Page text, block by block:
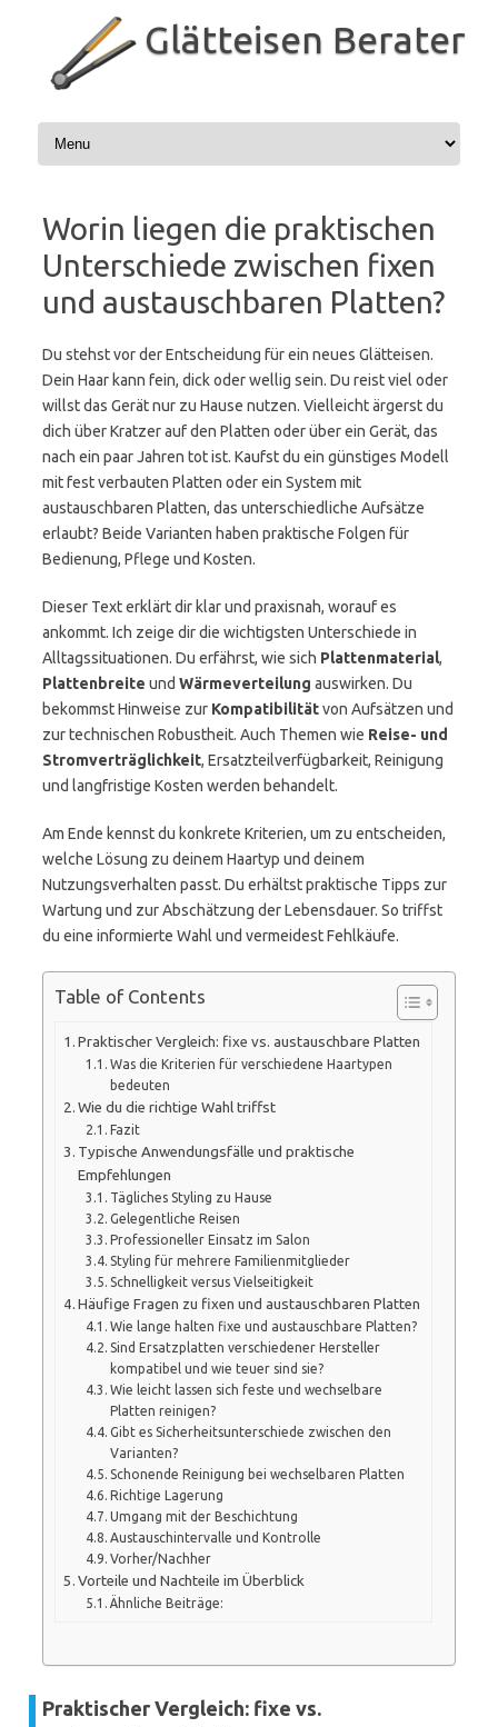
Glätteisen Berater
Worin liegen die praktischen
Unterschiede zwischen fixen
und austauschbaren Platten?
Du stehst vor der Entscheidung für ein neues Glätteisen.
Dein Haar kann fein, dick oder wellig sein. Du reist viel oder
willst das Gerät nur zu Hause nutzen. Vielleicht ärgerst du
dich über Kratzer auf den Platten oder über ein Gerät, das
nach ein paar Jahren tot ist. Kaufst du ein günstiges Modell
mit fest verbauten Platten oder ein System mit
austauschbaren Platten, das unterschiedliche Aufsätze
erlaubt? Beide Varianten haben praktische Folgen für
Bedienung, Pflege und Kosten.
Dieser Text erklärt dir klar und praxisnah, worauf es
ankommt. Ich zeige dir die wichtigsten Unterschiede in
Alltagssituationen. Du erfährst, wie sich Plattenmaterial,
Plattenbreite und Wärmeverteilung auswirken. Du
bekommst Hinweise zur Kompatibilitätvon Aufsätzen und
zur technischen Robustheit. Auch Themen wie Reise- und
Stromverträglichkeit, Ersatzteilverfügbarkeit, Reinigung
und langfristige Kosten werden behandelt.
Am Ende kennst du konkrete Kriterien, um zu entscheiden,
welche Lösung zu deinem Haartyp und deinem
Nutzungsverhalten passt. Du erhältst praktische Tipps zur
Wartung und zur Abschätzung der Lebensdauer. So triffst
du eine informierte Wahl und vermeidest Fehlkäufe.
Table of Contents
Praktischer Vergleich: fixe vs. austauschbare Platten
Was die Kriterien für verschiedene Haartypen
bedeuten
Wie du die richtige Wahl triffst
Fazit
Typische Anwendungsfälle und praktische
Empfehlungen
Tägliches Styling zu Hause
Gelegentliche Reisen
Professioneller Einsatz im Salon
Styling für mehrere Familienmitglieder
Schnelligkeit versus Vielseitigkeit
Häufige Fragen zu fixen und austauschbaren Platten
Wie lange halten fixe und austauschbare Platten?
Sind Ersatzplatten verschiedener Hersteller
kompatibel und wie teuer sind sie?
Wie leicht lassen sich feste und wechselbare
Platten reinigen?
Gibt es Sicherheitsunterschiede zwischen den
Varianten?
Schonende Reinigung bei wechselbaren Platten
Richtige Lagerung
Umgang mit der Beschichtung
Austauschintervalle und Kontrolle
Vorher/Nachher
Vorteile und Nachteile im Überblick
Ähnliche Beiträge:
Praktischer Vergleich: fixe vs.